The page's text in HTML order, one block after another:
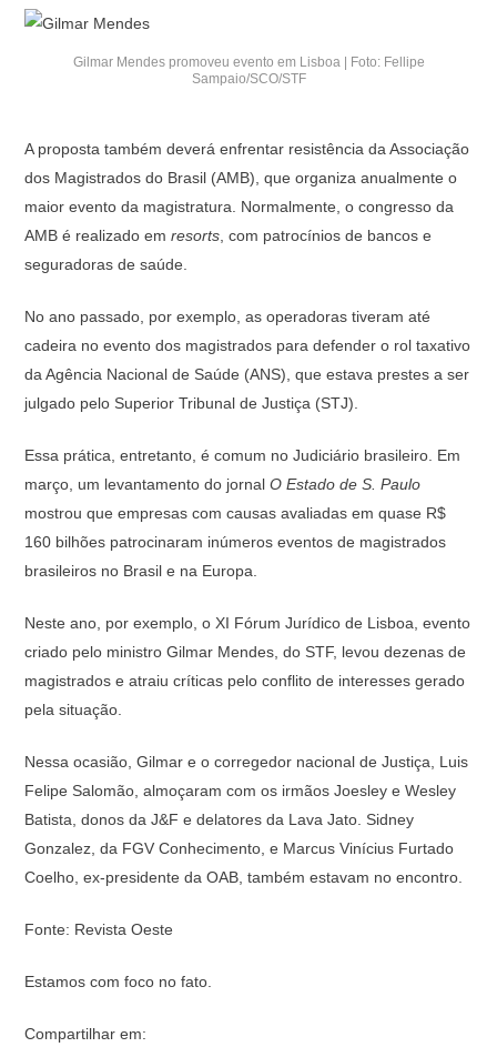
Gilmar Mendes promoveu evento em Lisboa | Foto: Fellipe
Sampaio/SCO/STF
A proposta também deverá enfrentar resistência da Associação
dos Magistrados do Brasil (AMB), que organiza anualmente o
maior evento da magistratura. Normalmente, o congresso da
AMB é realizado em resorts, com patrocínios de bancos e
seguradoras de saúde.
No ano passado, por exemplo, as operadoras tiveram até
cadeira no evento dos magistrados para defender o rol taxativo
da Agência Nacional de Saúde (ANS), que estava prestes a ser
julgado pelo Superior Tribunal de Justiça (STJ).
Essa prática, entretanto, é comum no Judiciário brasileiro. Em
março, um levantamento do jornal O Estado de S. Paulo
mostrou que empresas com causas avaliadas em quase R$
160 bilhões patrocinaram inúmeros eventos de magistrados
brasileiros no Brasil e na Europa.
Neste ano, por exemplo, o XI Fórum Jurídico de Lisboa, evento
criado pelo ministro Gilmar Mendes, do STF, levou dezenas de
magistrados e atraiu críticas pelo conflito de interesses gerado
pela situação.
Nessa ocasião, Gilmar e o corregedor nacional de Justiça, Luis
Felipe Salomão, almoçaram com os irmãos Joesley e Wesley
Batista, donos da J&F e delatores da Lava Jato. Sidney
Gonzalez, da FGV Conhecimento, e Marcus Vinícius Furtado
Coelho, ex-presidente da OAB, também estavam no encontro.
Fonte: Revista Oeste
Estamos com foco no fato.
Compartilhar em: